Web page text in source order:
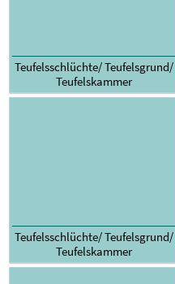
Teufelsschlüchte/ Teufelsgrund/
Teufelskammer
Teufelsschlüchte/ Teufelsgrund/
Teufelskammer